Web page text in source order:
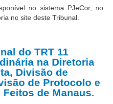
no sistema PJeCor, no
no site deste Tribunal.
do TRT 11
na Diretoria
Divisão de
de Protocolo e
de Manaus.